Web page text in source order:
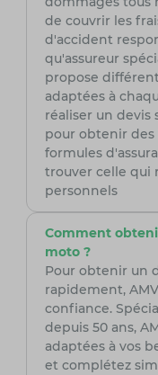
de couvrir les
d'accident
qu'assureur
propose
adaptées à
réaliser un devis
pour obtenir
formules
trouver celle qui
personnels
Comment
moto ?
Pour obtenir un
rapidement,
confiance.
depuis 50 ans,
adaptées à vos
et complétez